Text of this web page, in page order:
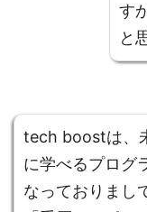
す
と
tech boostは、
に学べるプログ
なっておりまし